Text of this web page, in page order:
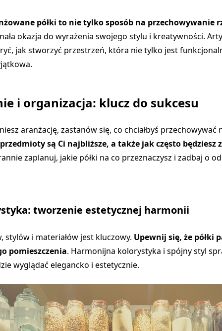
półki to nie tylko sposób na przechowywanie
okazja do wyrażenia swojego stylu i kreatywności.
jak stworzyć przestrzeń, która nie tylko jest
i organizacja: klucz do sukcesu
aranżację, zastanów się, co chciałbyś przechowywać
są Ci najbliższe, a także jak często będziesz
zaplanuj, jakie półki na co przeznaczysz i zadbaj o
tworzenie estetycznej harmonii
stylów i materiałów jest kluczowy. Upewnij się, że półki
pomieszczenia. Harmonijna kolorystyka i spójny styl
wyglądać elegancko i estetycznie.